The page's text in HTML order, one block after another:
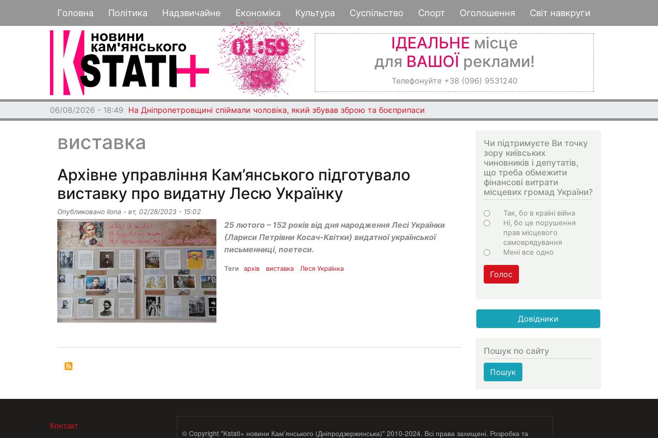
к
основному
Основная навигация
Головна Політика Надзвичайне Економіка Культура Суспільство Спорт Оголошення Світ навкруги
ІДЕАЛЬНЕ місце
для ВАШОЇ реклами!
Телефонуйте +38 (096) 9531240
06/08/2026 - 18:49 На Дніпропетровщині спіймали чоловіка, який збував зброю та боєприпаси
виставка
Архівне управління Кам’янського підготувало
виставку про видатну Лесю Українку
Опубликовано ilona - вт, 02/28/2023 - 15:02
25 лютого – 152 років від дня народження Лесі Українки
(Лариси Петрівни Косач-Квітки) видатної української
письменниці, поетеси.
Теги архів виставка Леся Українка
Чи підтримуєте Ви точку
зору київських
чиновників і депутатів,
що треба обмежити
фінансові витрати
місцевих громад України?
Choices
Так, бо в країні війна
Ні, бо це порушення
прав місцевого
самоврядування
Мені все одно
Голос
Довідники
Пошук по сайту
Пошук
МЕНЮ В ПОДВАЛЕ
Контакт
© Copyright "Kstati+ новини Кам'янського (Дніпродзержинська)" 2010-2024. Всі права захищені. Розробка та